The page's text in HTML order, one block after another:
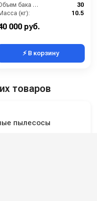
Объем бака (л):
30
(кг):
10.5
000 руб.
⚡ В корзину
товаров
пылесосы